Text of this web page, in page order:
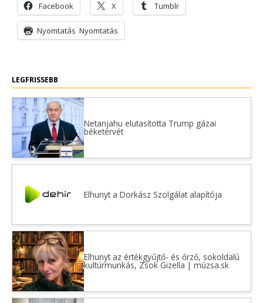
Facebook X Tumblr
Nyomtatás Nyomtatás
LEGFRISSEBB
Netanjahu elutasította Trump gázai
béketervét
Elhunyt a Dorkász Szolgálat alapítója
Elhunyt az értékgyűjtő- és őrző, sokoldalú
kultúrmunkás, Zsok Gizella | múzsa.sk